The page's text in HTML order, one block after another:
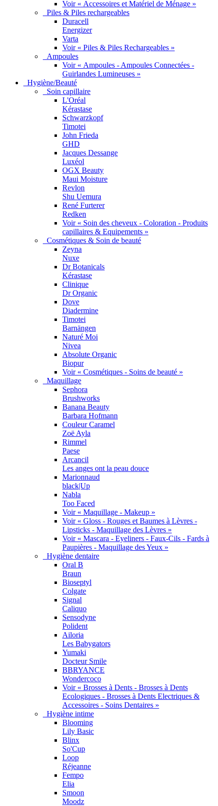
Voir « Accessoires et Matériel de Ménage »
Piles & Piles rechargeables
Duracell
Energizer
Varta
Voir « Piles & Piles Rechargeables »
Ampoules
Voir « Ampoules - Ampoules Connectées -
Guirlandes Lumineuses »
Hygiène/Beauté
Soin capillaire
L'Oréal
Kérastase
Schwarzkopf
Timotei
John Frieda
GHD
Jacques Dessange
Luxéol
OGX Beauty
Maui Moisture
Revlon
Shu Uemura
René Furterer
Redken
Voir « Soin des cheveux - Coloration - Produits
capillaires & Equipements »
Cosmétiques & Soin de beauté
Zeyna
Nuxe
Dr Botanicals
Kérastase
Clinique
Dr Organic
Dove
Diadermine
Timotei
Barnängen
Naturé Moi
Nivea
Absolute Organic
Biopur
Voir « Cosmétiques - Soins de beauté »
Maquillage
Sephora
Brushworks
Banana Beauty
Barbara Hofmann
Couleur Caramel
Zoë Ayla
Rimmel
Paese
Arcancil
Les anges ont la peau douce
Marionnaud
black|Up
Nabla
Too Faced
Voir « Maquillage - Makeup »
Voir « Gloss - Rouges et Baumes à Lèvres -
Lipsticks - Maquillage des Lèvres »
Voir « Mascara - Eyeliners - Faux-Cils - Fards à
Paupières - Maquillage des Yeux »
Hygiène dentaire
Oral B
Braun
Bioseptyl
Colgate
Signal
Caliquo
Sensodyne
Polident
Ailoria
Les Babygators
Yumaki
Docteur Smile
BBRYANCE
Wondercoco
Voir « Brosses à Dents - Brosses à Dents
Ecologiques - Brosses à Dents Electriques &
Accessoires - Soins Dentaires »
Hygiène intime
Blooming
Lily Basic
Blinx
So'Cup
Loop
Réjeanne
Fempo
Elia
Smoon
Moodz